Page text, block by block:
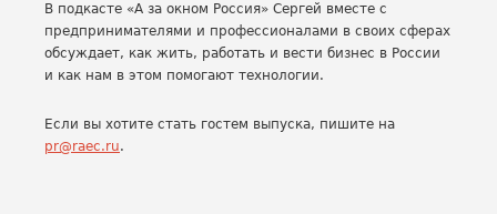
В подкасте «А за окном Россия» Сергей вместе с
предпринимателями и профессионалами в своих сферах
обсуждает, как жить, работать и вести бизнес в России
и как нам в этом помогают технологии.
Если вы хотите стать гостем выпуска, пишите на
pr@raec.ru.